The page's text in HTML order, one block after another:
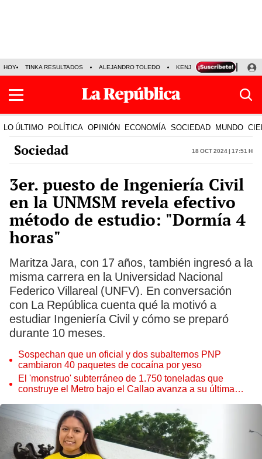
HOY TINKA RESULTADOS ALEJANDRO TOLEDO KENJI FUJIMORI
LO ÚLTIMO POLÍTICA OPINIÓN ECONOMÍA SOCIEDAD MUNDO
Sociedad 18 Oct 2024 | 17:51 h
3er. puesto de Ingeniería Civil
en la UNMSM revela efectivo
método de estudio: "Dormía 4
horas"
Maritza Jara, con 17 años, también ingresó a la
misma carrera en la Universidad Nacional
Federico Villareal (UNFV). En conversación
con La República cuenta qué la motivó a
estudiar Ingeniería Civil y cómo se preparó
durante 10 meses.
Sospechan que un oficial y dos subalternos PNP
cambiaron 40 paquetes de cocaína por yeso
El 'monstruo' subterráneo de 1.750 toneladas que
construye el Metro bajo el Callao avanza a su última